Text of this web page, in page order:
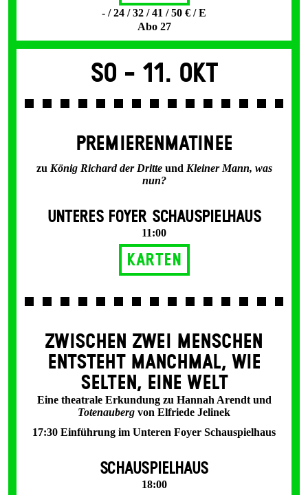
- / 24 / 32 / 41 / 50 € / E
Abo 27
So - 11. Okt
PREMIERENMATINEE
zu König Richard der Dritte und Kleiner Mann, was
nun?
UNTERES FOYER SCHAUSPIELHAUS
11:00
Karten
ZWISCHEN ZWEI MENSCHEN
ENT­STEHT MANCH­MAL, WIE
SELTEN, EINE WELT
Eine theatrale Erkundung zu Hannah Arendt und
Totenauberg von Elfriede Jelinek
17:30 Einführung im Unteren Foyer Schauspielhaus
SCHAUSPIELHAUS
18:00